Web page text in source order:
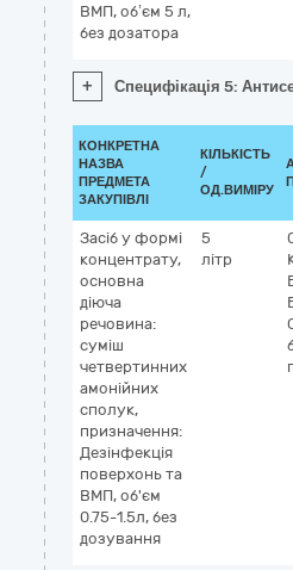
ВМП, об’єм 5 л,
без дозатора
+ Специфікація 5:
КОНКРЕТНА
НАЗВА
ПРЕДМЕТА
ЗАКУПІВЛІ
КІЛЬКІСТЬ
/
ОД.ВИМІРУ
Засіб у формі
концентрату,
основна
діюча
речовина:
суміш
четвертинних
амонійних
сполук,
призначення:
Дезінфекція
поверхонь та
ВМП, об'єм
0.75-1.5л, без
дозування
5
літр